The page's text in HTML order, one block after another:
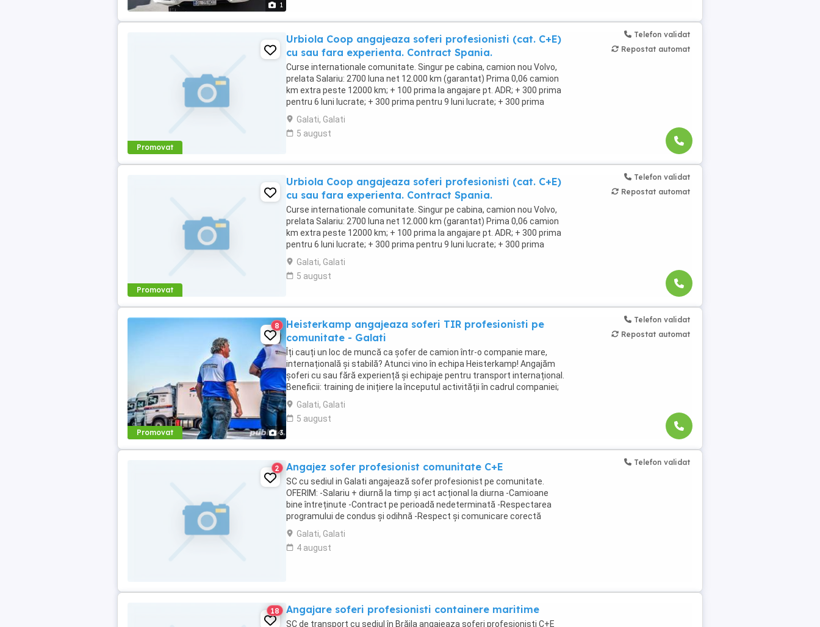
1
Promovat
Urbiola Coop angajeaza soferi profesionisti (cat. C+E)
cu sau fara experienta. Contract Spania.
Curse internationale comunitate. Singur pe cabina, camion nou Volvo,
prelata Salariu: 2700 luna net 12.000 km (garantat) Prima 0,06 camion
km extra peste 12000 km; + 100 prima la angajare pt. ADR; + 300 prima
pentru 6 luni lucrate; + 300 prima pentru 9 luni lucrate; + 300 prima
pentru 12 luni lucrate. Cazare, ...
Galati, Galati
5 august
Telefon validat
Repostat automat
Promovat
Urbiola Coop angajeaza soferi profesionisti (cat. C+E)
cu sau fara experienta. Contract Spania.
Curse internationale comunitate. Singur pe cabina, camion nou Volvo,
prelata Salariu: 2700 luna net 12.000 km (garantat) Prima 0,06 camion
km extra peste 12000 km; + 100 prima la angajare pt. ADR; + 300 prima
pentru 6 luni lucrate; + 300 prima pentru 9 luni lucrate; + 300 prima
pentru 12 luni lucrate. Cazare, ...
Galati, Galati
5 august
Telefon validat
Repostat automat
Promovat 3
8
Heisterkamp angajeaza soferi TIR profesionisti pe
comunitate - Galati
Îți cauți un loc de muncă ca șofer de camion într-o companie mare,
internațională și stabilă? Atunci vino în echipa Heisterkamp! Angajăm
șoferi cu sau fără experiență și echipaje pentru transport internațional.
Beneficii: training de inițiere la începutul activității în cadrul companiei;
training ...
Galati, Galati
5 august
Telefon validat
Repostat automat
2 Angajez sofer profesionist comunitate C+E
SC cu sediul in Galati angajează sofer profesionist pe comunitate.
OFERIM: -Salariu + diurnă la timp și act acțional la diurna -Camioane
bine întreținute -Contract pe perioadă nedeterminată -Respectarea
programului de condus și odihnă -Respect și comunicare corectă
CERINȚE: -Experiență minimă pe ...
Galati, Galati
4 august
Telefon validat
18 Angajare soferi profesionisti containere maritime
SC de transport cu sediul în Brăila angajeaza șoferi profesioniști C+E